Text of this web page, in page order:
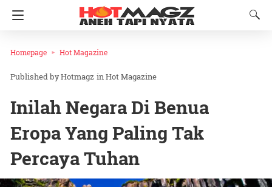
Homepage Hot Magazine
Hotmagz inHot Magazine
Inilah Negara Di Benua
Eropa Yang Paling Tak
Percaya Tuhan